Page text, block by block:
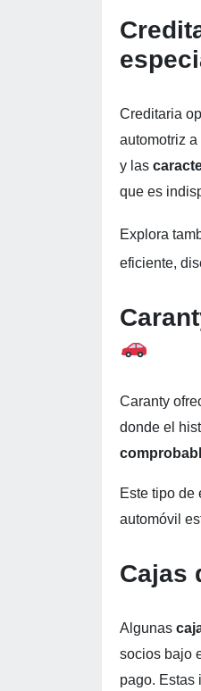
Creditaria
automotriz
y las
que es
Explora
eficiente,
Caranty
donde el
Este tipo de
automóvil
Cajas
Algunas
socios bajo
pago. Estas